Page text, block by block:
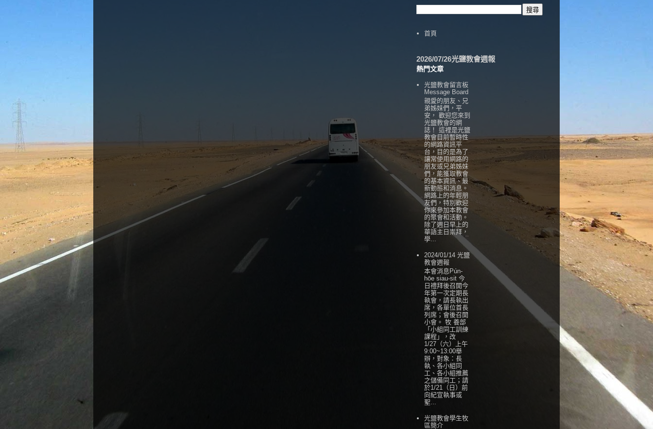
首頁
2026/07/26光鹽教會週報
熱門文章
光鹽教會留言板
Message Board
親愛的朋友、兄
弟姊妹們，平
安， 歡迎您來到
光鹽教會的網
誌！ 這裡是光鹽
教會目前暫時性
的網路資訊平
台，目的是為了
讓常使用網路的
朋友或兄弟姊妹
們，能獲取教會
的基本資訊、最
新動態和消息。
網路上的年輕朋
友們，特別歡迎
你來參加本教會
的聚會和活動。
除了週日早上的
華語主日崇拜，
學...
2024/01/14 光鹽
教會週報
本會消息Pún-
hōe siau-sit 今
日禮拜後召開今
年第一次定期長
執會，請長執出
席，各單位首長
列席；會後召開
小會。 牧 養部
「小組同工訓練
課程」，改
1/27（六）上午
9:00~13:00舉
辦，對象：長
執、各小組同
工、各小組推薦
之儲備同工；請
於1/21（日）前
向紀宣執事或
聖...
光鹽教會學生牧
區簡介